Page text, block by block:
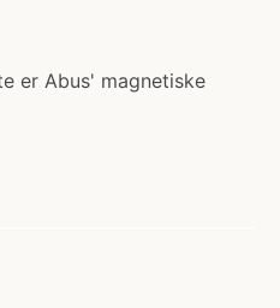
er Abus' magnetiske